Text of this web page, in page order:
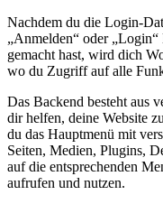
Nachdem du die Login-
„Anmelden“ oder
gemacht hast, wird dich
wo du Zugriff auf alle
Das Backend besteht aus
dir helfen, deine Website
du das Hauptmenü mit
Seiten, Medien, Plugins,
auf die entsprechenden
aufrufen und nutzen.